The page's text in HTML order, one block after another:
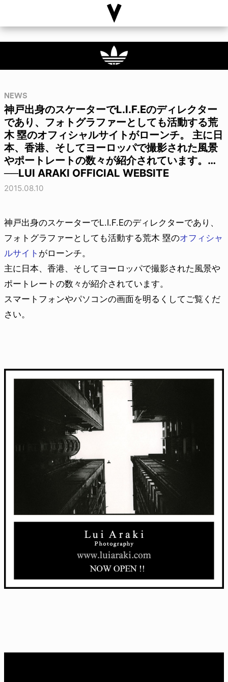
NEWS
神戸出身のスケーターでL.I.F.Eのディレクター
であり、フォトグラファーとしても活動する荒
木 塁のオフィシャルサイトがローンチ。 主に日
本、香港、そしてヨーロッパで撮影された風景
やポートレートの数々が紹介されています。…
──LUI ARAKI OFFICIAL WEBSITE
2015.08.10
神戸出身のスケーターでL.I.F.Eのディレクターであり、
フォトグラファーとしても活動する荒木 塁のオフィシャ
ルサイト がローンチ。
主に日本、香港、そしてヨーロッパで撮影された風景や
ポートレートの数々が紹介されています。
スマートフォンやパソコンの画面を明るくしてご覧くだ
さい。